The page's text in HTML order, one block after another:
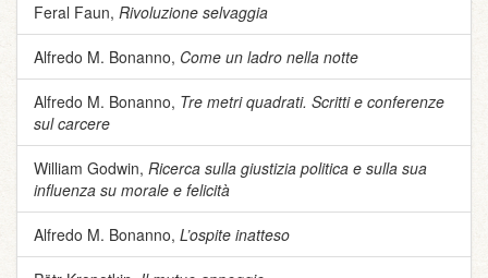
Feral Faun, Rivoluzione selvaggia
Alfredo M. Bonanno, Come un ladro nella notte
Alfredo M. Bonanno, Tre metri quadrati. Scritti e conferenze
sul carcere
William Godwin, Ricerca sulla giustizia politica e sulla sua
influenza su morale e felicità
Alfredo M. Bonanno, L’ospite inatteso